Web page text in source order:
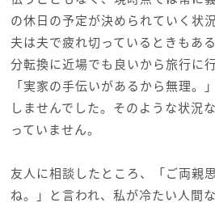
の休日の予定が決められていく状況
夫は夫で疲れ切っているときもあ
分転換に近場でも良いから旅行に
「実家の手伝いがあるから無理。
しませんでした。そのような状況
っていません。
友人に相談したところ、「ご両親
ね。」と言われ、私が冷たい人間